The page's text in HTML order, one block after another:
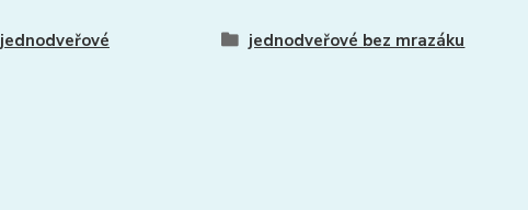
jednodveřové jednodveřové bez mrazáku